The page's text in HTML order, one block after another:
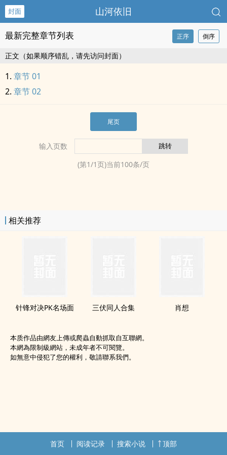
封面 山河依旧
最新完整章节列表 正序 倒序
正文（如果顺序错乱，请先访问封面）
章节 01
章节 02
尾页
输入页数
(第1/1页)当前100条/页
相关推荐
针锋对决PK名场面 三伏同人合集 肖想
本质作品由網友上傳或爬蟲自動抓取自互聯網。
本網為限制級網站，未成年者不可閱覽。
如無意中侵犯了您的權利，敬請聯系我們。
首页 阅读记录 搜索小说 顶部